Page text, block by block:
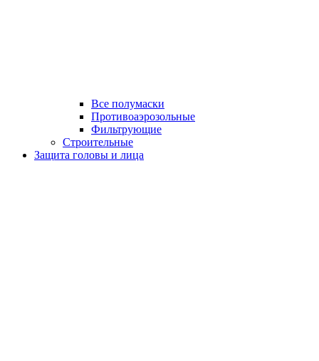
Все полумаски
Противоаэрозольные
Фильтрующие
Строительные
Защита головы и лица